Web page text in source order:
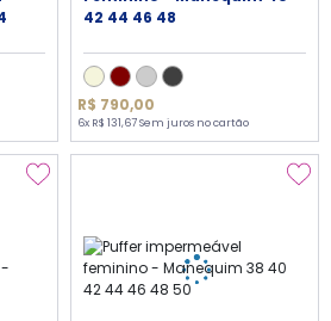
42 44 46 48
R$ 790,00
6x R$ 131,67 Sem juros no cartão